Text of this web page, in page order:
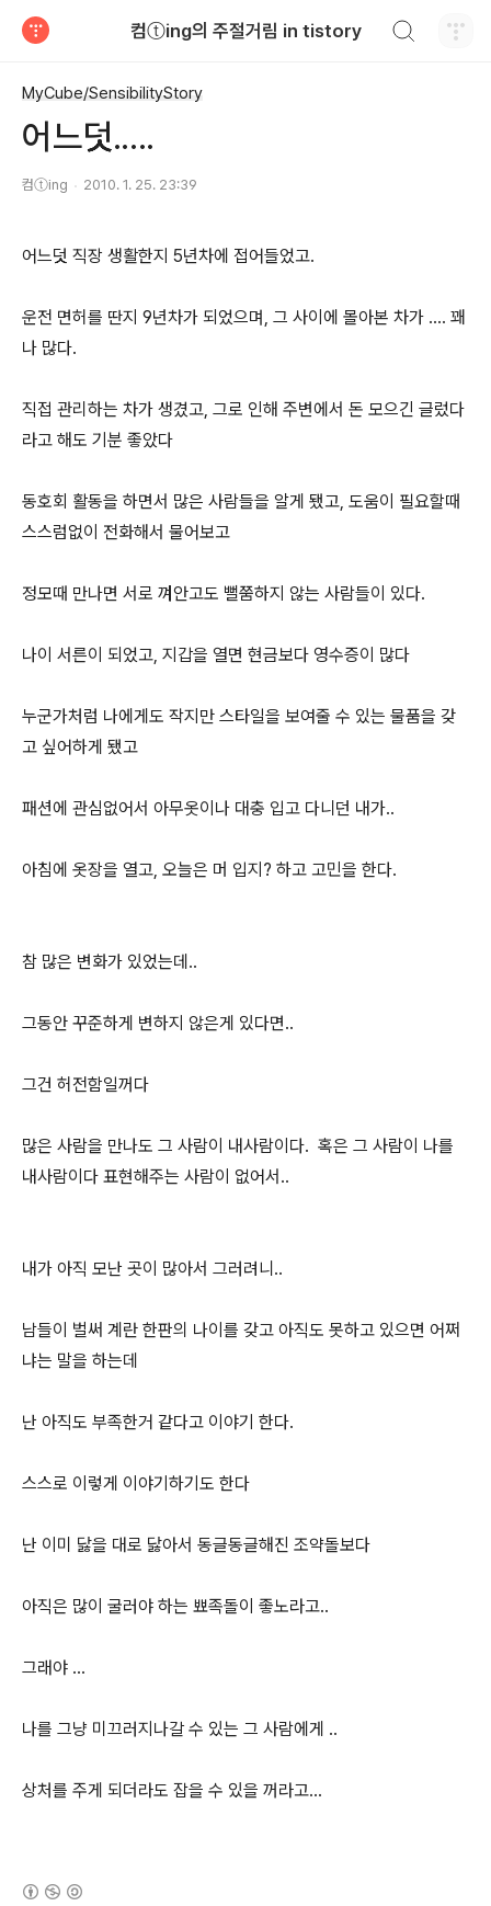
컴ⓣing의 주절거림 in tistory
MyCube/SensibilityStory
어느덧.....
컴ⓣing 2010. 1. 25. 23:39
어느덧 직장 생활한지 5년차에 접어들었고.
운전 면허를 딴지 9년차가 되었으며, 그 사이에 몰아본 차가 .... 꽤
나 많다.
직접 관리하는 차가 생겼고, 그로 인해 주변에서 돈 모으긴 글렀다
라고 해도 기분 좋았다
동호회 활동을 하면서 많은 사람들을 알게 됐고, 도움이 필요할때
스스럼없이 전화해서 물어보고
정모때 만나면 서로 껴안고도 뻘쭘하지 않는 사람들이 있다.
나이 서른이 되었고, 지갑을 열면 현금보다 영수증이 많다
누군가처럼 나에게도 작지만 스타일을 보여줄 수 있는 물품을 갖
고 싶어하게 됐고
패션에 관심없어서 아무옷이나 대충 입고 다니던 내가..
아침에 옷장을 열고, 오늘은 머 입지? 하고 고민을 한다.
참 많은 변화가 있었는데..
그동안 꾸준하게 변하지 않은게 있다면..
그건 허전함일꺼다
많은 사람을 만나도 그 사람이 내사람이다. 혹은 그 사람이 나를
내사람이다 표현해주는 사람이 없어서..
내가 아직 모난 곳이 많아서 그러려니..
남들이 벌써 계란 한판의 나이를 갖고 아직도 못하고 있으면 어쩌
냐는 말을 하는데
난 아직도 부족한거 같다고 이야기 한다.
스스로 이렇게 이야기하기도 한다
난 이미 닳을 대로 닳아서 동글동글해진 조약돌보다
아직은 많이 굴러야 하는 뾰족돌이 좋노라고..
그래야 ...
나를 그냥 미끄러지나갈 수 있는 그 사람에게 ..
상처를 주게 되더라도 잡을 수 있을 꺼라고...